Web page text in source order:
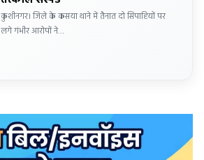
कुशीनगर। जिले के कसया थाने में तैनात दो सिपाहियों पर
लगे गंभीर आरोपों ने…